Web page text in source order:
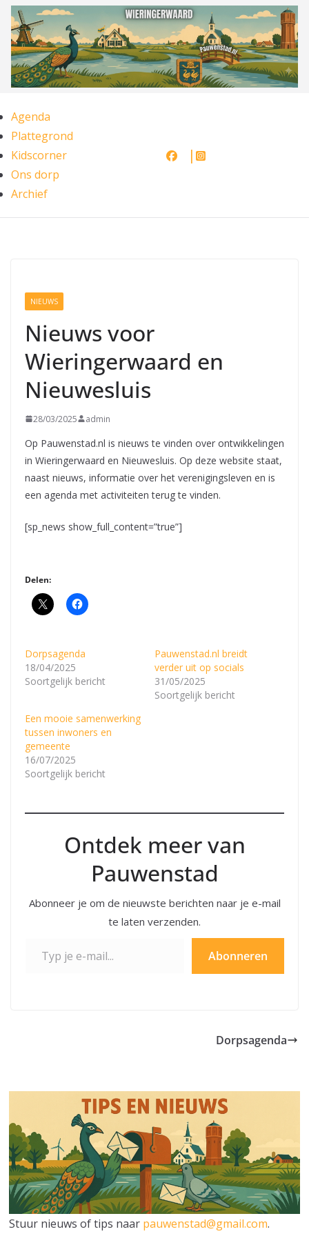
Ga
naar
de
inhoud
Agenda
Plattegrond
Kidscorner
Ons dorp
Archief
NIEUWS
Nieuws voor
Wieringerwaard en
Nieuwesluis
28/03/2025 admin
Op Pauwenstad.nl is nieuws te vinden over ontwikkelingen
in Wieringerwaard en Nieuwesluis. Op deze website staat,
naast nieuws, informatie over het verenigingsleven en is
een agenda met activiteiten terug te vinden.
[sp_news show_full_content=”true”]
Delen:
Dorpsagenda
18/04/2025
Soortgelijk bericht
Pauwenstad.nl breidt
verder uit op socials
31/05/2025
Soortgelijk bericht
Een mooie samenwerking
tussen inwoners en
gemeente
16/07/2025
Soortgelijk bericht
Ontdek meer van
Pauwenstad
Abonneer je om de nieuwste berichten naar je e-mail
te laten verzenden.
Abonneren
Dorpsagenda
Stuur nieuws of tips naar pauwenstad@gmail.com.